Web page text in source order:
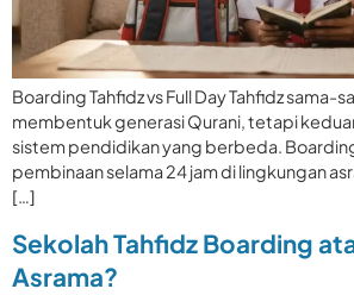
Boarding Tahfidz vs Full Day Tahfidz sama-
membentuk generasi Qurani, tetapi
sistem pendidikan yang berbeda.
pembinaan selama 24 jam di lingkungan
[…]
Sekolah Tahfidz Boarding
Asrama?